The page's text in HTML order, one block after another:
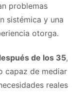
problemas
sistémica y una
otorga.
de los 35,
capaz de mediar
reales